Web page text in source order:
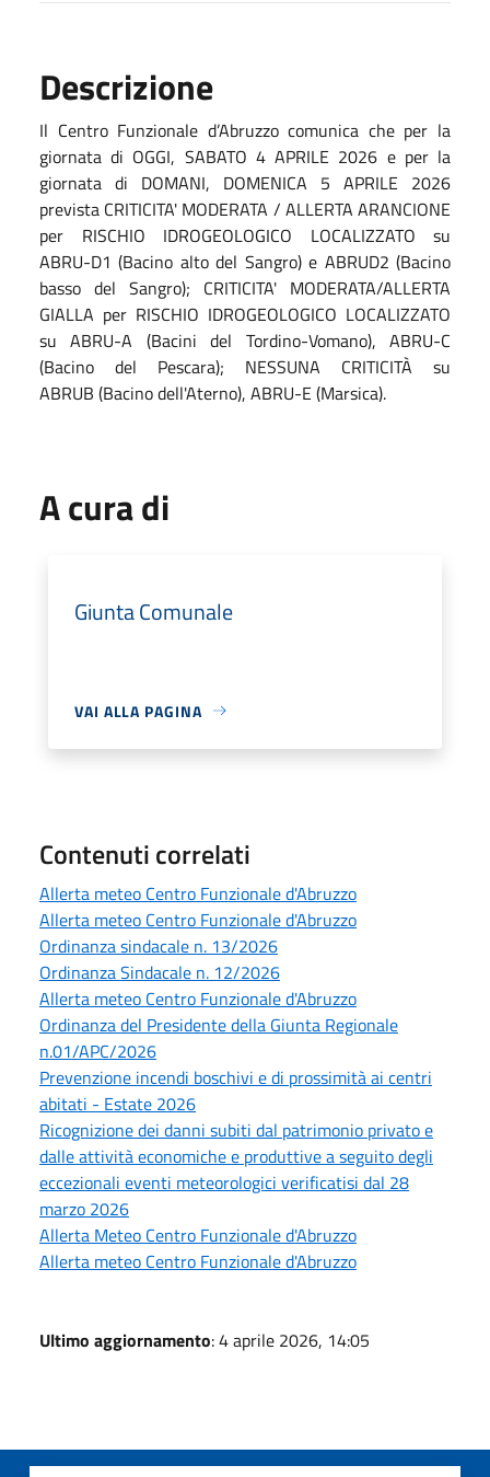
Descrizione
Il Centro Funzionale d’Abruzzo comunica che per la
giornata di OGGI, SABATO 4 APRILE 2026 e per la
giornata di DOMANI, DOMENICA 5 APRILE 2026
prevista CRITICITA' MODERATA / ALLERTA ARANCIONE
per RISCHIO IDROGEOLOGICO LOCALIZZATO su
ABRU-D1 (Bacino alto del Sangro) e ABRUD2 (Bacino
basso del Sangro); CRITICITA' MODERATA/ALLERTA
GIALLA per RISCHIO IDROGEOLOGICO LOCALIZZATO
su ABRU-A (Bacini del Tordino-Vomano), ABRU-C
(Bacino del Pescara); NESSUNA CRITICITÀ su
ABRUB (Bacino dell'Aterno), ABRU-E (Marsica).
A cura di
Giunta Comunale
VAI ALLA PAGINA
Contenuti correlati
Allerta meteo Centro Funzionale d'Abruzzo
Allerta meteo Centro Funzionale d'Abruzzo
Ordinanza sindacale n. 13/2026
Ordinanza Sindacale n. 12/2026
Allerta meteo Centro Funzionale d'Abruzzo
Ordinanza del Presidente della Giunta Regionale
n.01/APC/2026
Prevenzione incendi boschivi e di prossimità ai centri
abitati - Estate 2026
Ricognizione dei danni subiti dal patrimonio privato e
dalle attività economiche e produttive a seguito degli
eccezionali eventi meteorologici verificatisi dal 28
marzo 2026
Allerta Meteo Centro Funzionale d'Abruzzo
Allerta meteo Centro Funzionale d'Abruzzo
Ultimo aggiornamento: 4 aprile 2026, 14:05